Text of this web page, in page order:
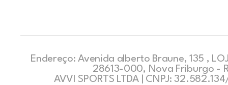
Endereço: Avenida alberto Braune, 135 ,
28613-000, Nova Friburgo -
AVVI SPORTS LTDA | CNPJ: